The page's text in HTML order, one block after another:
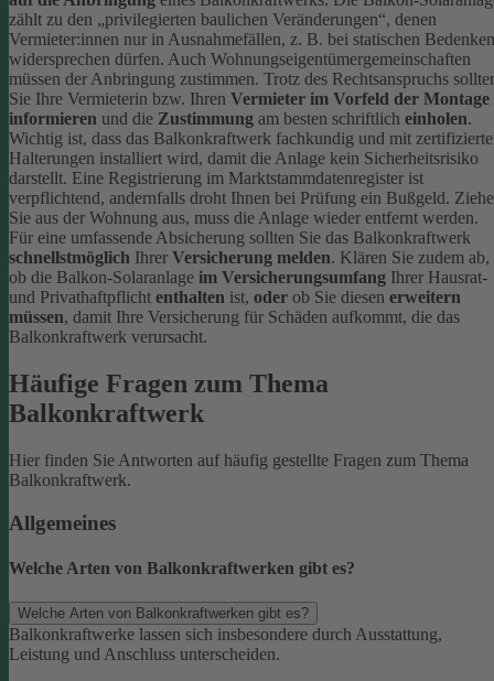
zählt zu den „privilegierten baulichen Veränderungen“, denen
Vermieter:innen nur in Ausnahmefällen, z. B. bei statischen
widersprechen dürfen. Auch Wohnungseigentümergemeinschaften
müssen der Anbringung zustimmen. Trotz des Rechtsanspruchs
Sie Ihre Vermieterin bzw. Ihren Vermieter im Vorfeld der Montage
informieren und die Zustimmung am besten schriftlich einholen.
Wichtig ist, dass das Balkonkraftwerk fachkundig und mit
Halterungen installiert wird, damit die Anlage kein Sicherheitsrisiko
darstellt. Eine Registrierung im Marktstammdatenregister ist
verpflichtend, andernfalls droht Ihnen bei Prüfung ein Bußgeld.
Sie aus der Wohnung aus, muss die Anlage wieder entfernt werden.
Für eine umfassende Absicherung sollten Sie das Balkonkraftwerk
schnellstmöglich Ihrer Versicherung melden. Klären Sie zudem ab,
ob die Balkon-Solaranlage im Versicherungsumfang Ihrer Hausrat-
und Privathaftpflicht enthalten ist, oder ob Sie diesen erweitern
müssen, damit Ihre Versicherung für Schäden aufkommt, die das
Balkonkraftwerk verursacht.
Häufige Fragen zum Thema
Balkonkraftwerk
Hier finden Sie Antworten auf häufig gestellte Fragen zum Thema
Balkonkraftwerk.
Allgemeines
Welche Arten von Balkonkraftwerken gibt es?
Welche Arten von Balkonkraftwerken gibt es?
Balkonkraftwerke lassen sich insbesondere durch Ausstattung,
Leistung und Anschluss unterscheiden.